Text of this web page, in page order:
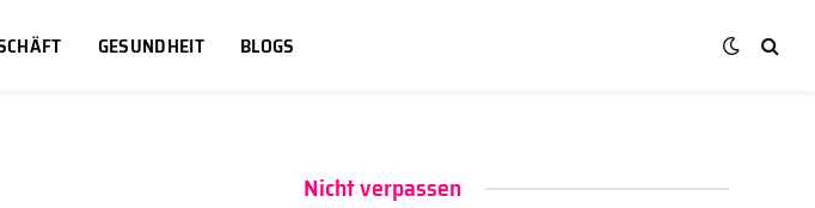
GESUNDHEIT BLOGS
Nicht verpassen